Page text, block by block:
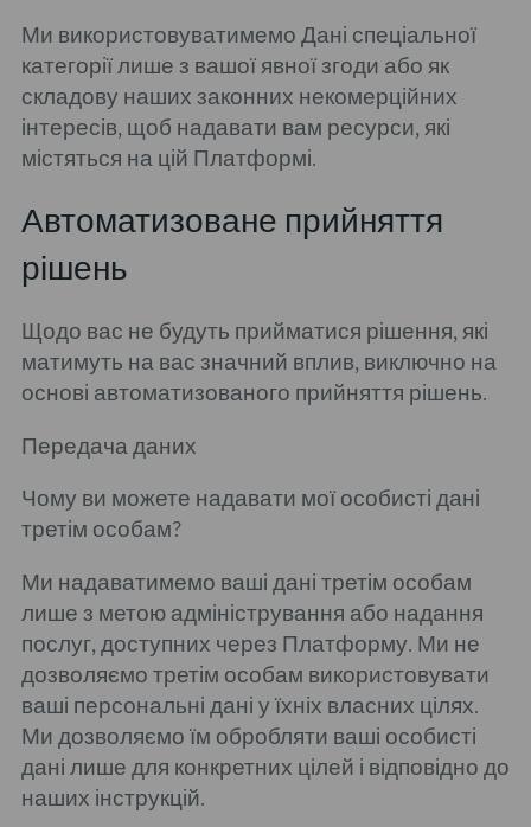
Ми використовуватимемо Дані спеціальної
категорії лише з вашої явної згоди або як
складову наших законних некомерційних
інтересів, щоб надавати вам ресурси, які
містяться на цій Платформі.
Автоматизоване прийняття
рішень
Щодо вас не будуть прийматися рішення, які
матимуть на вас значний вплив, виключно на
основі автоматизованого прийняття рішень.
Передача даних
Чому ви можете надавати мої особисті дані
третім особам?
Ми надаватимемо ваші дані третім особам
лише з метою адміністрування або надання
послуг, доступних через Платформу. Ми не
дозволяємо третім особам використовувати
ваші персональні дані у їхніх власних цілях.
Ми дозволяємо їм обробляти ваші особисті
дані лише для конкретних цілей і відповідно до
наших інструкцій.